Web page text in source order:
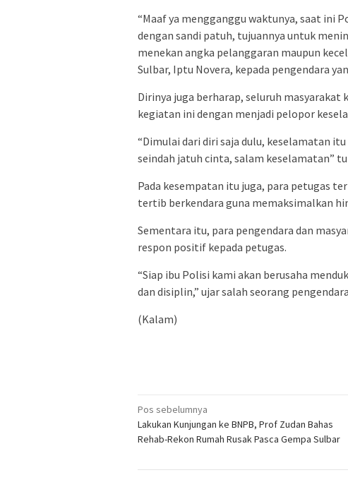
“Maaf ya mengganggu waktunya, saat ini
dengan sandi patuh, tujuannya untuk
menekan angka pelanggaran maupun
Sulbar, Iptu Novera, kepada pengendara
Dirinya juga berharap, seluruh masyarakat
kegiatan ini dengan menjadi pelopor
“Dimulai dari diri saja dulu, keselamatan
seindah jatuh cinta, salam keselamatan”
Pada kesempatan itu juga, para petugas
tertib berkendara guna memaksimalkan
Sementara itu, para pengendara dan
respon positif kepada petugas.
“Siap ibu Polisi kami akan berusaha
dan disiplin,” ujar salah seorang
(Kalam)
Navigasi
pos
Pos sebelumnya
Lakukan Kunjungan ke BNPB, Prof Zudan Bahas
Rehab-Rekon Rumah Rusak Pasca Gempa Sulbar